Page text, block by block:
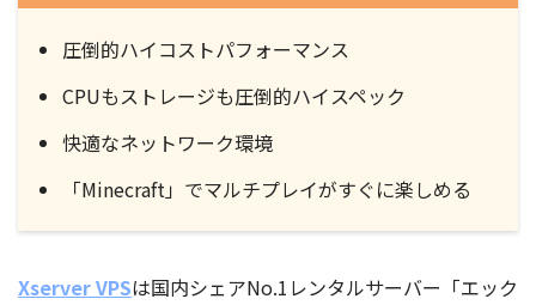
圧倒的ハイコストパフォーマンス
CPUもストレージも圧倒的ハイスペック
快適なネットワーク環境
「Minecraft」でマルチプレイがすぐに楽しめる
Xserver VPSは国内シェアNo.1レンタルサーバー「エック